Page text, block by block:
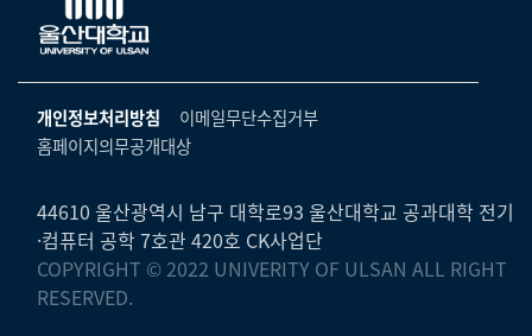
▷스페인·중남미학과
▷철학·상담학과
■사회과학대학
▷사회과학부
ㆍ경제학전공
ㆍ행정학전공
국제교류처
기초과학연구소
물리BK 미래혁신응집물질물리인재교육연구단
미래기술혁신융합형인재양성센터
반구대암각화유적보존연구소
노동조합
생명윤리위원회
온라인 기술거래 플랫폼
울산대신문
울산대학교병원
캠퍼스안전관리
개인정보처리방침
이메일무단수집거부
홈페이지의무공개대상
44610 울산광역시 남구 대학로93 울산대학교 공과대학 전기
·컴퓨터 공학 7호관 420호 CK사업단
COPYRIGHT © 2022 UNIVERITY OF ULSAN ALL RIGHT
RESERVED.